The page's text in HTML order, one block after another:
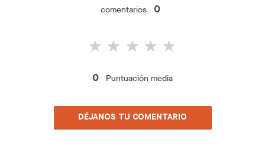
comentarios 0
0 Puntuación media
DÉJANOS TU COMENTARIO